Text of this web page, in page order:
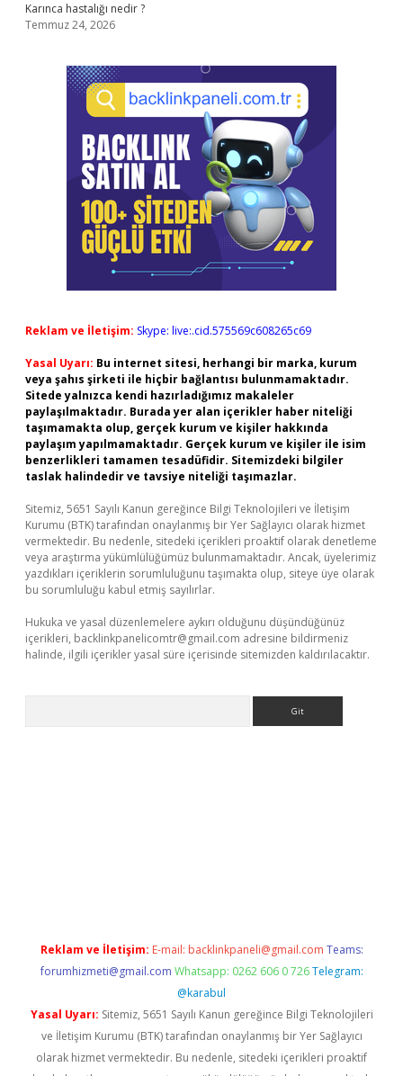
Karınca hastalığı nedir ?
Temmuz 24, 2026
Reklam ve İletişim: Skype: live:.cid.575569c608265c69
Yasal Uyarı: Bu internet sitesi, herhangi bir marka, kurum
veya şahıs şirketi ile hiçbir bağlantısı bulunmamaktadır.
Sitede yalnızca kendi hazırladığımız makaleler
paylaşılmaktadır. Burada yer alan içerikler haber niteliği
taşımamakta olup, gerçek kurum ve kişiler hakkında
paylaşım yapılmamaktadır. Gerçek kurum ve kişiler ile isim
benzerlikleri tamamen tesadüfidir. Sitemizdeki bilgiler
taslak halindedir ve tavsiye niteliği taşımazlar.
Sitemiz, 5651 Sayılı Kanun gereğince Bilgi Teknolojileri ve İletişim
Kurumu (BTK) tarafından onaylanmış bir Yer Sağlayıcı olarak hizmet
vermektedir. Bu nedenle, sitedeki içerikleri proaktif olarak denetleme
veya araştırma yükümlülüğümüz bulunmamaktadır. Ancak, üyelerimiz
yazdıkları içeriklerin sorumluluğunu taşımakta olup, siteye üye olarak
bu sorumluluğu kabul etmiş sayılırlar.
Hukuka ve yasal düzenlemelere aykırı olduğunu düşündüğünüz
içerikleri, backlinkpanelicomtr@gmail.com adresine bildirmeniz
halinde, ilgili içerikler yasal süre içerisinde sitemizden kaldırılacaktır.
Reklam ve İletişim: E-mail: backlinkpaneli@gmail.com Teams:
forumhizmeti@gmail.com Whatsapp: 0262 606 0 726 Telegram:
@karabul
Yasal Uyarı: Sitemiz, 5651 Sayılı Kanun gereğince Bilgi Teknolojileri
ve İletişim Kurumu (BTK) tarafından onaylanmış bir Yer Sağlayıcı
olarak hizmet vermektedir. Bu nedenle, sitedeki içerikleri proaktif